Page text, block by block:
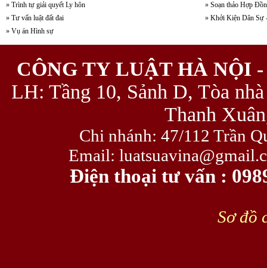
» Trình tự giải quyết Ly hôn
» Tư vấn luật đất đai
» Vụ án Hình sự
» Soạn thảo Hợp
» Khởi Kiện Dân Sự
CÔNG TY LUẬT HÀ NỘI
LH: Tầng 10, Sảnh D, Tòa
Thanh
Chi nhánh: 47/112 Trần
Email:
Điện thoại tư vấn :
Sơ đồ